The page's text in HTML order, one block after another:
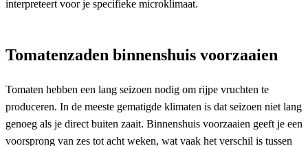
interpreteert voor je specifieke microklimaat.
Tomatenzaden binnenshuis voorzaaien
Tomaten hebben een lang seizoen nodig om rijpe vruchten te
produceren. In de meeste gematigde klimaten is dat seizoen niet lang
genoeg als je direct buiten zaait. Binnenshuis voorzaaien geeft je een
voorsprong van zes tot acht weken, wat vaak het verschil is tussen